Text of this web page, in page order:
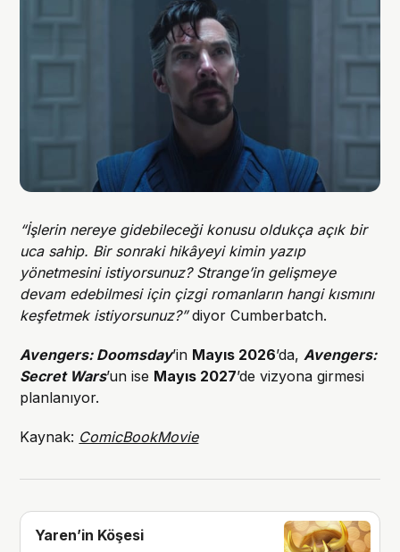
“İşlerin nereye gidebileceği konusu oldukça açık bir
uca sahip. Bir sonraki hikâyeyi kimin yazıp
yönetmesini istiyorsunuz? Strange’in gelişmeye
devam edebilmesi için çizgi romanların hangi kısmını
keşfetmek istiyorsunuz?”diyor Cumberbatch.
Avengers: Doomsday’in Mayıs 2026’da,Avengers:
Secret Wars’un ise Mayıs 2027’de vizyona girmesi
planlanıyor.
Kaynak: ComicBookMovie
Yaren’in Köşesi